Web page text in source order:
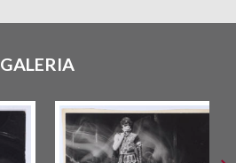
GALERIA